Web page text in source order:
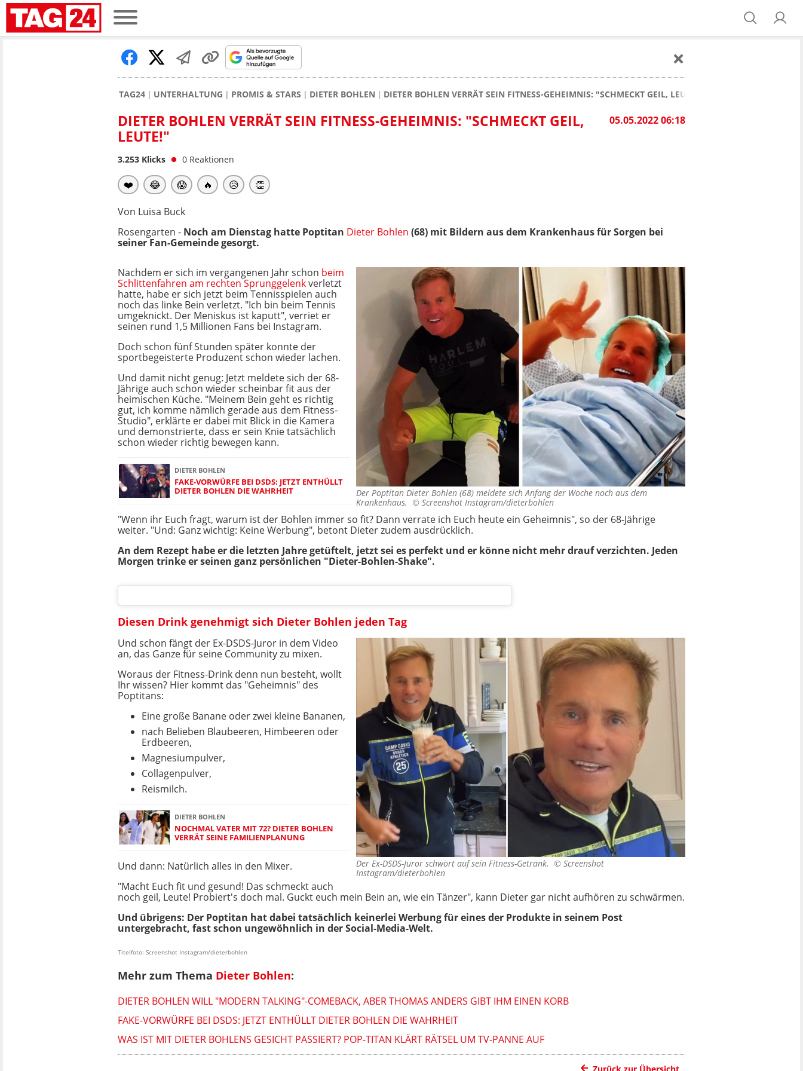
TAG24 UNTERHALTUNG PROMIS & STARS DIETER BOHLEN DIETER BOHLEN VERRÄT SEIN FITNESS-GEHEIMNIS: "SCHMECKT GEIL, LEUTE!"
05.05.2022 06:18
DIETER BOHLEN VERRÄT SEIN FITNESS-GEHEIMNIS: "SCHMECKT GEIL,
LEUTE!"
3.253 Klicks 0 Reaktionen
❤️ 😂 😱 🔥 😥 👏
Von Luisa Buck
Rosengarten - Noch am Dienstag hatte Poptitan Dieter Bohlen (68) mit Bildern aus dem Krankenhaus für Sorgen bei
seiner Fan-Gemeinde gesorgt.
Der Poptitan Dieter Bohlen (68) meldete sich Anfang der Woche noch aus dem
Krankenhaus. © Screenshot Instagram/dieterbohlen
Nachdem er sich im vergangenen Jahr schon beim
Schlittenfahren am rechten Sprunggelenkverletzt
hatte, habe er sich jetzt beim Tennisspielen auch
noch das linke Bein verletzt. "Ich bin beim Tennis
umgeknickt. Der Meniskus ist kaputt", verriet er
seinen rund 1,5 Millionen Fans bei Instagram.
Doch schon fünf Stunden später konnte der
sportbegeisterte Produzent schon wieder lachen.
Und damit nicht genug: Jetzt meldete sich der 68-
Jährige auch schon wieder scheinbar fit aus der
heimischen Küche. "Meinem Bein geht es richtig
gut, ich komme nämlich gerade aus dem Fitness-
Studio", erklärte er dabei mit Blick in die Kamera
und demonstrierte, dass er sein Knie tatsächlich
schon wieder richtig bewegen kann.
DIETER BOHLEN
FAKE-VORWÜRFE BEI DSDS: JETZT ENTHÜLLT
DIETER BOHLEN DIE WAHRHEIT
"Wenn ihr Euch fragt, warum ist der Bohlen immer so fit? Dann verrate ich Euch heute ein Geheimnis", so der 68-Jährige
weiter. "Und: Ganz wichtig: Keine Werbung", betont Dieter zudem ausdrücklich.
An dem Rezept habe er die letzten Jahre getüftelt, jetzt sei es perfekt und er könne nicht mehr drauf verzichten. Jeden
Morgen trinke er seinen ganz persönlichen "Dieter-Bohlen-Shake".
Diesen Drink genehmigt sich Dieter Bohlen jeden Tag
Der Ex-DSDS-Juror schwört auf sein Fitness-Getränk. © Screenshot
Instagram/dieterbohlen
Und schon fängt der Ex-DSDS-Juror in dem Video
an, das Ganze für seine Community zu mixen.
Woraus der Fitness-Drink denn nun besteht, wollt
Ihr wissen? Hier kommt das "Geheimnis" des
Poptitans:
Eine große Banane oder zwei kleine Bananen,
nach Belieben Blaubeeren, Himbeeren oder
Erdbeeren,
Magnesiumpulver,
Collagenpulver,
Reismilch.
DIETER BOHLEN
NOCHMAL VATER MIT 72? DIETER BOHLEN
VERRÄT SEINE FAMILIENPLANUNG
Und dann: Natürlich alles in den Mixer.
"Macht Euch fit und gesund! Das schmeckt auch
noch geil, Leute! Probiert's doch mal. Guckt euch mein Bein an, wie ein Tänzer", kann Dieter gar nicht aufhören zu schwärmen.
Und übrigens: Der Poptitan hat dabei tatsächlich keinerlei Werbung für eines der Produkte in seinem Post
untergebracht, fast schon ungewöhnlich in der Social-Media-Welt.
Titelfoto: Screenshot Instagram/dieterbohlen
Mehr zum Thema Dieter Bohlen:
DIETER BOHLEN WILL "MODERN TALKING"-COMEBACK, ABER THOMAS ANDERS GIBT IHM EINEN KORB
FAKE-VORWÜRFE BEI DSDS: JETZT ENTHÜLLT DIETER BOHLEN DIE WAHRHEIT
WAS IST MIT DIETER BOHLENS GESICHT PASSIERT? POP-TITAN KLÄRT RÄTSEL UM TV-PANNE AUF
Zurück zur Übersicht